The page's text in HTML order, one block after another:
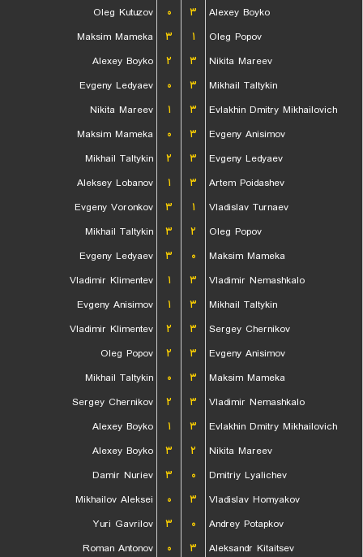
Oleg Kutuzov
۰ ۳
Alexey Boyko
Maksim Mameka
۳ ۱
Oleg Popov
Alexey Boyko
۲ ۳
Nikita Mareev
Evgeny Ledyaev
۰ ۳
Mikhail Taltykin
Nikita Mareev
۱ ۳
Evlakhin Dmitry Mikhailovich
Maksim Mameka
۰ ۳
Evgeny Anisimov
Mikhail Taltykin
۲ ۳
Evgeny Ledyaev
Aleksey Lobanov
۱ ۳
Artem Poidashev
Evgeny Voronkov
۳ ۱
Vladislav Turnaev
Mikhail Taltykin
۳ ۲
Oleg Popov
Evgeny Ledyaev
۳ ۰
Maksim Mameka
Vladimir Klimentev
۱ ۳
Vladimir Nemashkalo
Evgeny Anisimov
۱ ۳
Mikhail Taltykin
Vladimir Klimentev
۲ ۳
Sergey Chernikov
Oleg Popov
۲ ۳
Evgeny Anisimov
Mikhail Taltykin
۰ ۳
Maksim Mameka
Sergey Chernikov
۲ ۳
Vladimir Nemashkalo
Alexey Boyko
۱ ۳
Evlakhin Dmitry Mikhailovich
Alexey Boyko
۳ ۲
Nikita Mareev
Damir Nuriev
۳ ۰
Dmitriy Lyalichev
Mikhailov Aleksei
۰ ۳
Vladislav Homyakov
Yuri Gavrilov
۳ ۰
Andrey Potapkov
Roman Antonov
۰ ۳
Aleksandr Kitaitsev